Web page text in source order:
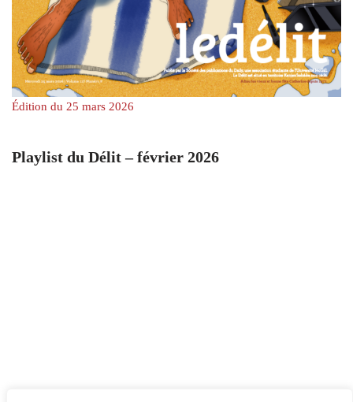
Édition du 25 mars 2026
Playlist du Délit – février 2026